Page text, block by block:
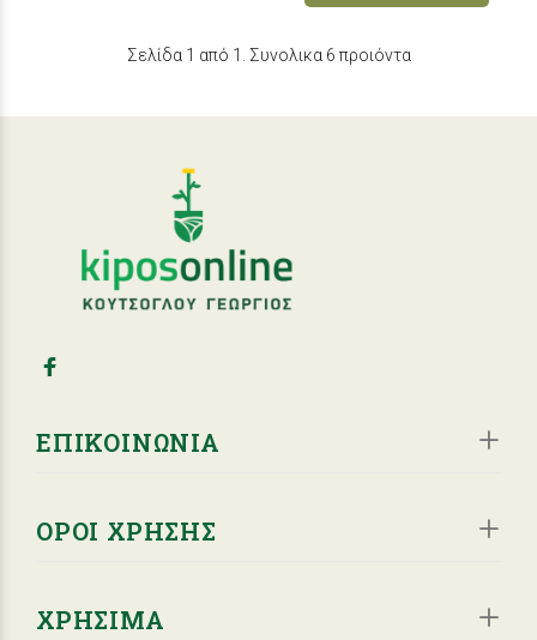
Σελίδα 1 από 1. Συνολικα 6 προιόντα
ΕΠΙΚΟΙΝΩΝΙΑ
ΟΡΟΙ ΧΡΗΣΗΣ
ΧΡΗΣΙΜΑ